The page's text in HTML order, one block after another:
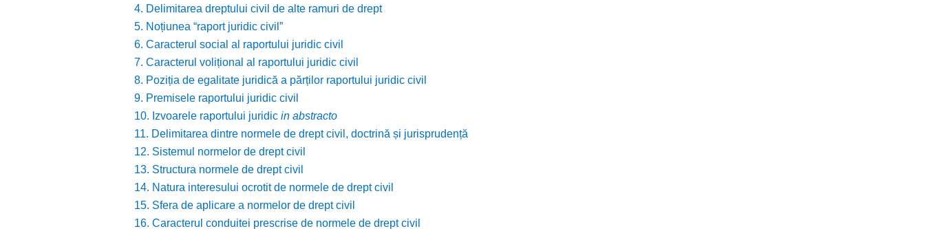
4. Delimitarea dreptului civil de alte ramuri de drept
5. Noțiunea “raport juridic civil”
6. Caracterul social al raportului juridic civil
7. Caracterul volițional al raportului juridic civil
8. Poziția de egalitate juridică a părților raportului juridic civil
9. Premisele raportului juridic civil
10. Izvoarele raportului juridic in abstracto
11. Delimitarea dintre normele de drept civil, doctrină și jurisprudență
12. Sistemul normelor de drept civil
13. Structura normele de drept civil
14. Natura interesului ocrotit de normele de drept civil
15. Sfera de aplicare a normelor de drept civil
16. Caracterul conduitei prescrise de normele de drept civil